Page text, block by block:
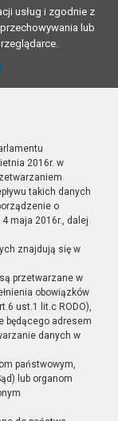
usług i zgodnie z
lub
2016r. w
takich danych
o
maja 2016r., dalej
znajdują się w
przetwarzane w
obowiązków
ust.1 lit.c RODO),
będącego adresem
danych w
państwowym,
lub organom